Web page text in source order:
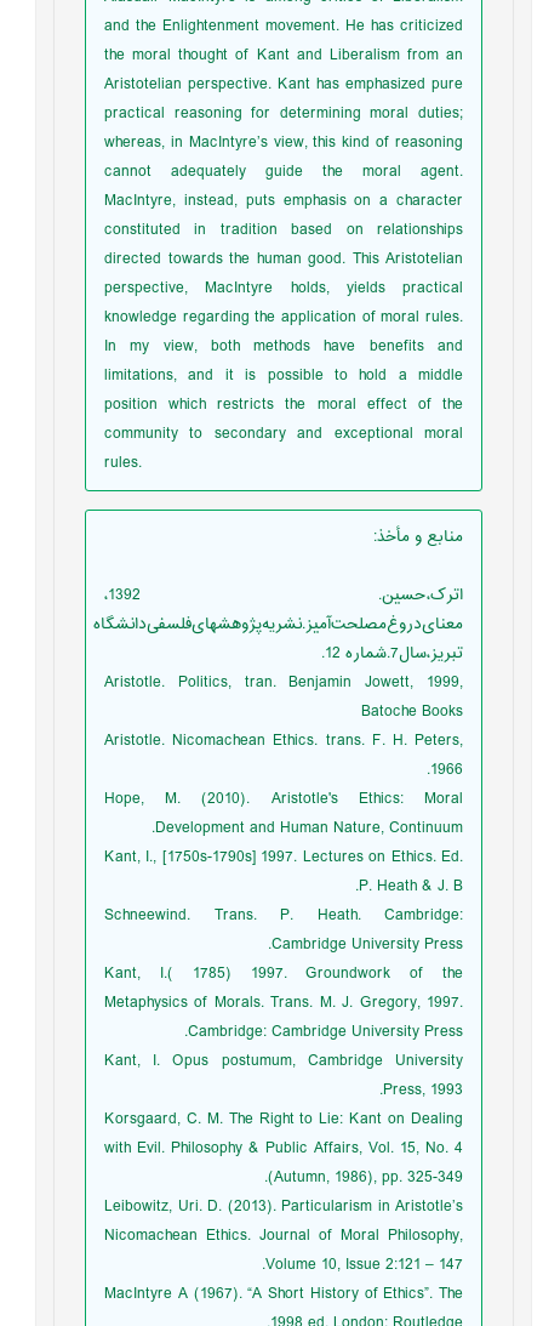
and the Enlightenment movement. He has criticized
the moral thought of Kant and Liberalism from an
Aristotelian perspective. Kant has emphasized pure
practical reasoning for determining moral duties;
whereas, in MacIntyre’s view, this kind of reasoning
cannot adequately guide the moral agent.
MacIntyre, instead, puts emphasis on a character
constituted in tradition based on relationships
directed towards the human good. This Aristotelian
perspective, MacIntyre holds, yields practical
knowledge regarding the application of moral rules.
In my view, both methods have benefits and
limitations, and it is possible to hold a middle
position which restricts the moral effect of the
community to secondary and exceptional moral
rules.
منابع و مأخذ:
اترک،حسین. 1392،
معنای‌دروغ‌مصلحت‌آمیز.نشریه‌پژوهشهای‌فلسفی‌دانشگاه
تبریز،سال‌7.شماره 12.
Aristotle. Politics, tran. Benjamin Jowett, 1999,
Batoche Books
Aristotle. Nicomachean Ethics. trans. F. H. Peters,
1966.
Hope, M. (2010). Aristotle's Ethics: Moral
Development and Human Nature, Continuum.
Kant, I., [1750s-1790s] 1997. Lectures on Ethics. Ed.
P. Heath & J. B.
Schneewind. Trans. P. Heath. Cambridge:
Cambridge University Press.
Kant, I.( 1785) 1997. Groundwork of the
Metaphysics of Morals. Trans. M. J. Gregory, 1997.
Cambridge: Cambridge University Press.
Kant, I. Opus postumum, Cambridge University
Press, 1993.
Korsgaard, C. M. The Right to Lie: Kant on Dealing
with Evil. Philosophy & Public Affairs, Vol. 15, No. 4
(Autumn, 1986), pp. 325-349.
Leibowitz, Uri. D. (2013). Particularism in Aristotle’s
Nicomachean Ethics. Journal of Moral Philosophy,
Volume 10, Issue 2:121 – 147.
MacIntyre A (1967). “A Short History of Ethics”. The